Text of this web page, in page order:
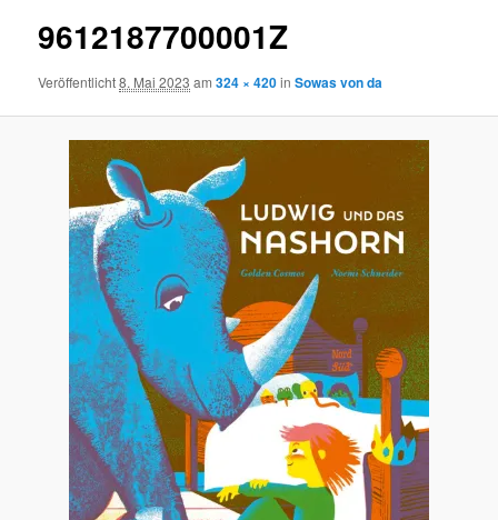
9612187700001Z
Veröffentlicht8. Mai 2023 am324 × 420inSowas von da